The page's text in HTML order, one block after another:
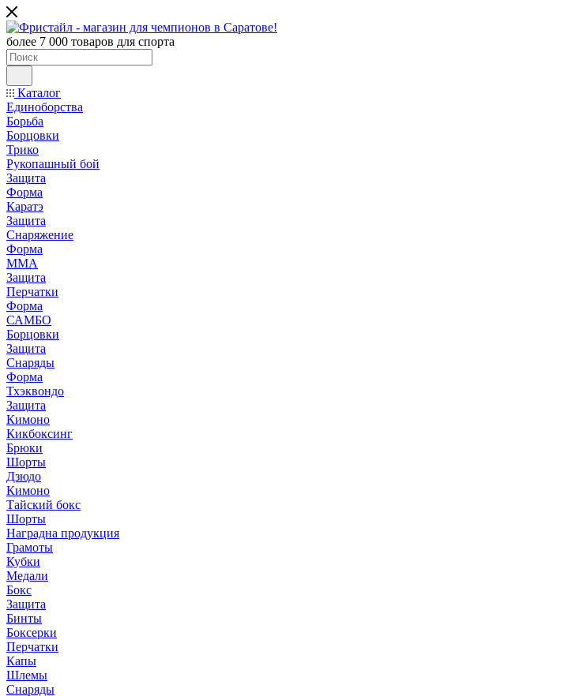
более 7 000 товаров для спорта
Каталог
Единоборства
Борьба
Борцовки
Трико
Рукопашный бой
Защита
Форма
Каратэ
Защита
Снаряжение
Форма
ММА
Защита
Перчатки
Форма
САМБО
Борцовки
Защита
Снаряды
Форма
Тхэквондо
Защита
Кимоно
Кикбоксинг
Брюки
Шорты
Дзюдо
Кимоно
Тайский бокс
Шорты
Наградна продукция
Грамоты
Кубки
Медали
Бокс
Защита
Бинты
Боксерки
Перчатки
Капы
Шлемы
Снаряды